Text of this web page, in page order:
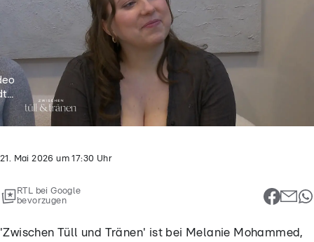
21. Mai 2026 um 17:30 Uhr
RTL bei Google
bevorzugen
'Zwischen Tüll und Tränen' ist bei Melanie Mohammed,